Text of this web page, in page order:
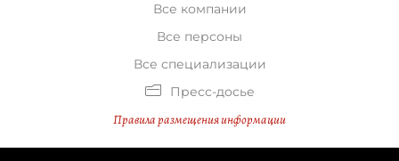
Все компании
Все персоны
Все специализации
Пресс-досье
Правила размещения информации